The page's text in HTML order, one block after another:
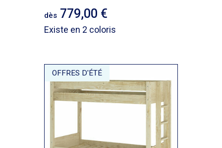
dès 779,00
Existe en 2 coloris
OFFRES D'ÉTÉ